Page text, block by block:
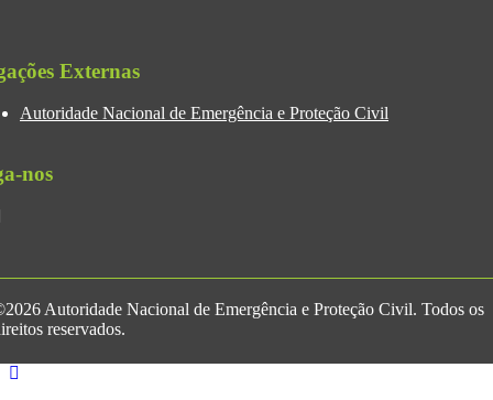
Externas
Autoridade Nacional de Emergência e Proteção Civil
nos
Autoridade Nacional de Emergência e Proteção Civil. Todos os
reservados.